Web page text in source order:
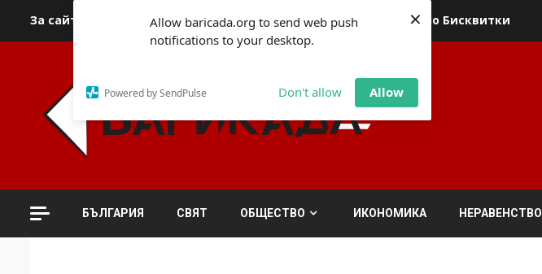
Allow baricada.org to send web push
notifications to your desktop.
Powered by SendPulse Don't allow Allow
×
За сайта За контакти За реклама Политика относно Бисквитки
БЪЛГАРИЯ СВЯТ ОБЩЕСТВО ИКОНОМИКА НЕРАВЕНСТВО